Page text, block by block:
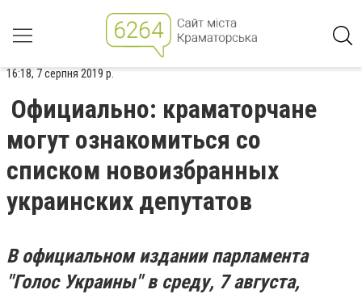
16:18, 7 серпня 2019 р.
Официально: краматорчане
могут ознакомиться со
списком новоизбранных
украинских депутатов
В официальном издании парламента
"Голос Украины" в среду, 7 августа,